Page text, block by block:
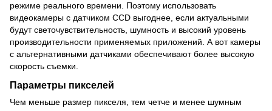
режиме реального времени. Поэтому использовать
видеокамеры с датчиком CCD выгоднее, если актуальными
будут светочувствительность, шумность и высокий уровень
производительности применяемых приложений. А вот камеры
с альтернативными датчиками обеспечивают более высокую
скорость съемки.
Параметры пикселей
Чем меньше размер пикселя, тем четче и менее шумным